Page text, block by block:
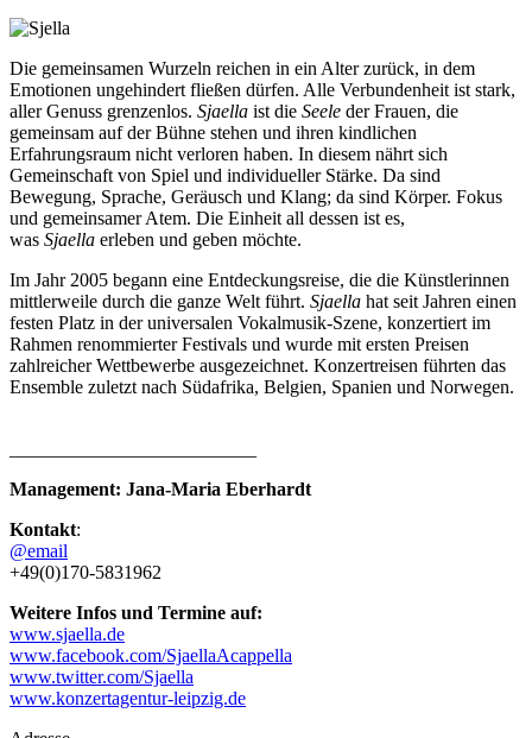
Die gemeinsamen Wurzeln reichen in ein Alter zurück, in dem
Emotionen ungehindert fließen dürfen. Alle Verbundenheit ist stark,
aller Genuss grenzenlos. Sjaella ist die Seele der Frauen, die
gemeinsam auf der Bühne stehen und ihren kindlichen
Erfahrungsraum nicht verloren haben. In diesem nährt sich
Gemeinschaft von Spiel und individueller Stärke. Da sind
Bewegung, Sprache, Geräusch und Klang; da sind Körper. Fokus
und gemeinsamer Atem. Die Einheit all dessen ist es,
was Sjaella erleben und geben möchte.
Im Jahr 2005 begann eine Entdeckungsreise, die die Künstlerinnen
mittlerweile durch die ganze Welt führt. Sjaella hat seit Jahren einen
festen Platz in der universalen Vokalmusik-Szene, konzertiert im
Rahmen renommierter Festivals und wurde mit ersten Preisen
zahlreicher Wettbewerbe ausgezeichnet. Konzertreisen führten das
Ensemble zuletzt nach Südafrika, Belgien, Spanien und Norwegen.
Management: Jana-Maria Eberhardt
Kontakt:
@email
+49(0)170-5831962
Weitere Infos und Termine auf:
www.sjaella.de
www.facebook.com/SjaellaAcappella
www.twitter.com/Sjaella
www.konzertagentur-leipzig.de